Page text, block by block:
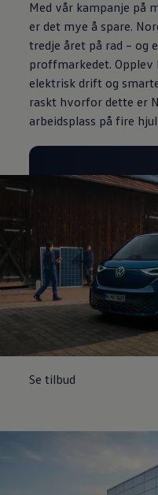
Med vår kampanje på
er det mye å spare.
tredje året på rad – og
proffmarkedet.
elektrisk drift og
raskt hvorfor dette er
arbeidsplass på fire hjul.
Se tilbud